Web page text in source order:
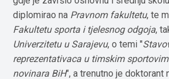
diplomirao na Pravnom fakultetu, te
Fakultetu sporta i tjelesnog odgoja,
Univerzitetu u Sarajevu, o temi "
reprezentativaca u timskim
novinara BiH", a trenutno je doktorant